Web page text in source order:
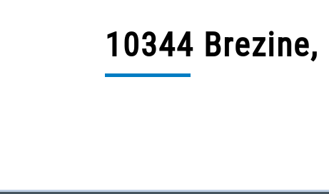
10344